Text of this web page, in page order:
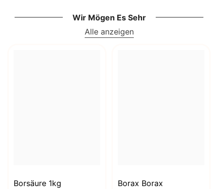
Wir Mögen Es Sehr
Alle anzeigen
Borsäure 1kg
Borax Borax